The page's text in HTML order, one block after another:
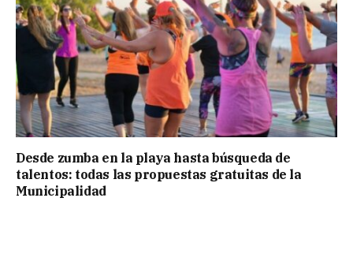
Desde zumba en la playa hasta búsqueda de
talentos: todas las propuestas gratuitas de la
Municipalidad